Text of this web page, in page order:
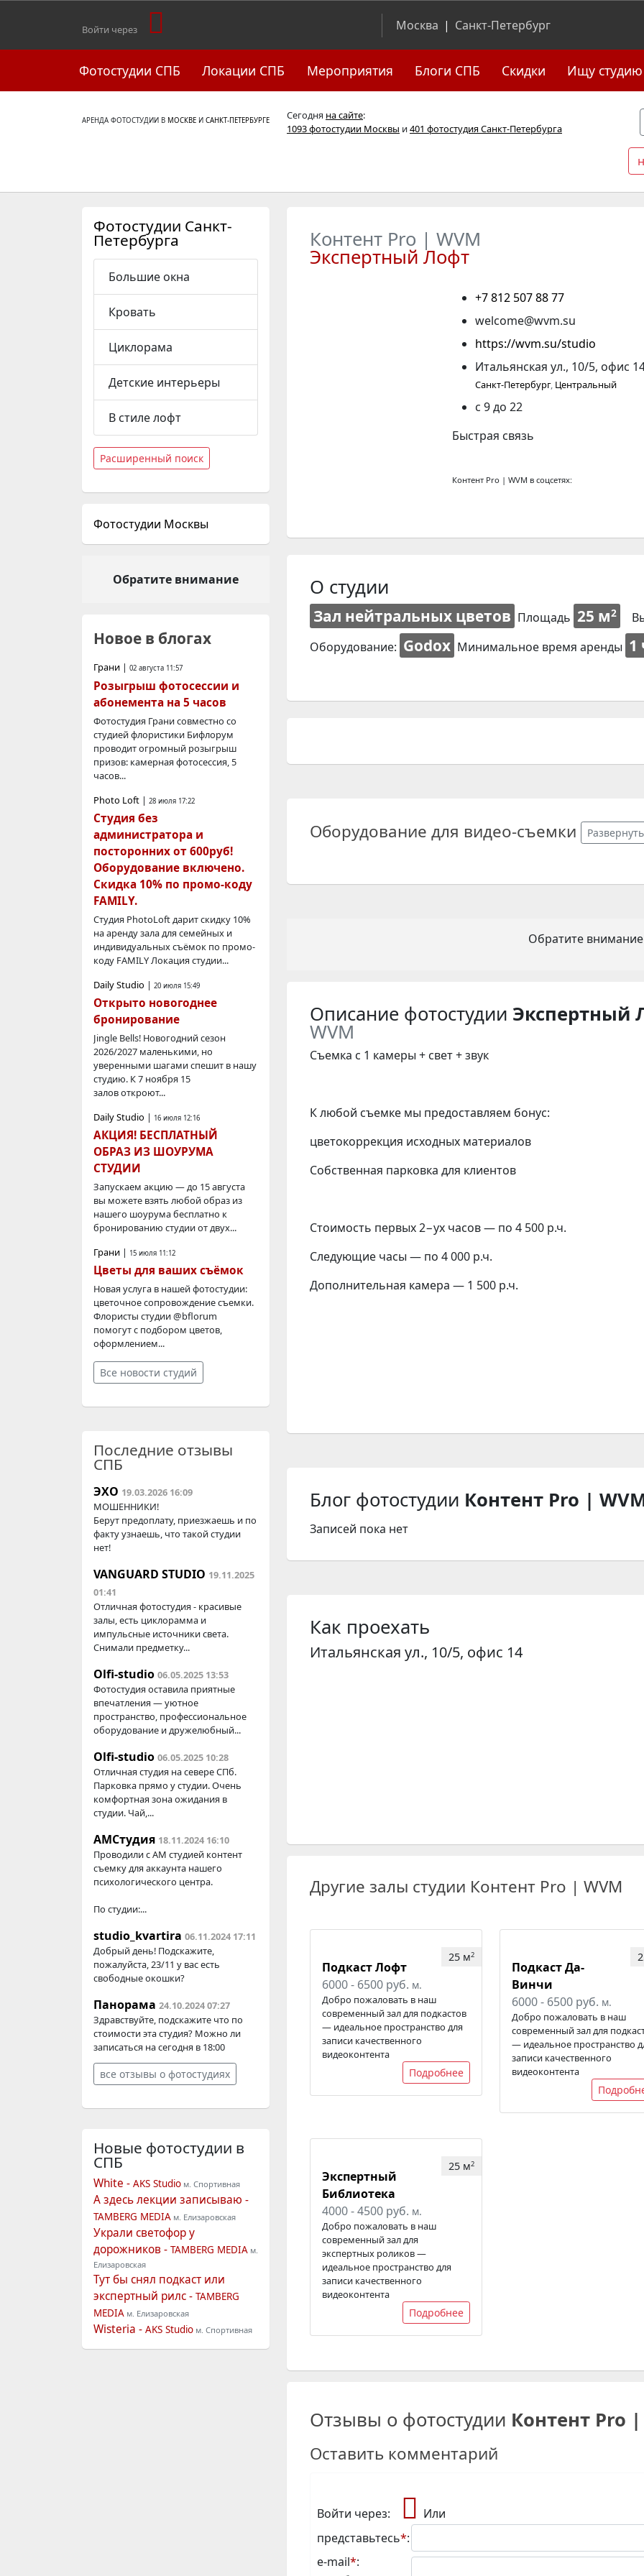
Войти через Москва | Санкт-Петербург
Фотостудии СПБ Локации СПБ Мероприятия Блоги СПБ Скидки Ищу студию
АРЕНДА ФОТОСТУДИИ В МОСКВЕ И САНКТ-ПЕТЕРБУРГЕ Сегодня на сайте:
1093 фотостудии Москвы и401 фотостудия Санкт-Петербурга
Контент Pro | WVM
Экспертный Лофт
+7 812 507 88 77
welcome@wvm.su
https://wvm.su/studio
Итальянская ул., 10/5, офис
Санкт-Петербург, Центральный
с 9 до 22
Быстрая связь
Контент Pro | WVM в соцсетях:
О студии
Зал нейтральных цветов Площадь 25 м2
Оборудование: Godox Минимальное время аренды 1
Оборудование для видео-съемки Развернуть
Обратите внимание
Описание фотостудии Экспертный
WVM
Съемка с 1 камеры + свет + звук
К любой съемке мы предоставляем бонус:
цветокоррекция исходных материалов
Собственная парковка для клиентов
Стоимость первых 2−ух часов — по 4 500 р.ч.
Следующие часы — по 4 000 р.ч.
Дополнительная камера — 1 500 р.ч.
Блог фотостудии Контент Pro |
Записей пока нет
Как проехать
Итальянская ул., 10/5, офис 14
Другие залы студии Контент Pro | WVM
25 м2
Подкаст Лофт
6000 - 6500 руб. м.
Добро пожаловать в наш
современный зал для подкастов
— идеальное пространство для
записи качественного
видеоконтента
Подробнее
Подкаст Да-
Винчи
6000 - 6500 руб. м.
Добро пожаловать в наш
современный зал для
— идеальное пространство
записи качественного
видеоконтента
25 м2
Экспертный
Библиотека
4000 - 4500 руб. м.
Добро пожаловать в наш
современный зал для
экспертных роликов —
идеальное пространство для
записи качественного
видеоконтента
Подробнее
Отзывы о фотостудии Контент Pro
Оставить комментарий
Войти через:
Или
представьтесь*:
e-mail*:
Фотостудии Санкт-
Петербурга
Большие окна
Кровать
Циклорама
Детские интерьеры
В стиле лофт
Расширенный поиск
Фотостудии Москвы
Обратите внимание
Новое в блогах
Грани | 02 августа 11:57
Розыгрыш фотосессии и
абонемента на 5 часов
Фотостудия Грани совместно со
студией флористики Бифлорум
проводит огромный розыгрыш
призов: камерная фотосессия, 5
часов...
Photo Loft | 28 июля 17:22
Студия без
администратора и
посторонних от 600руб!
Оборудование включено.
Скидка 10% по промо-коду
FAMILY.
Студия PhotoLoft дарит скидку 10%
на аренду зала для семейных и
индивидуальных съёмок по промо-
коду FAMILY Локация студии...
Daily Studio | 20 июля 15:49
Открыто новогоднее
бронирование
Jingle Bells! Новогодний сезон
2026/2027 маленькими, но
уверенными шагами спешит в нашу
студию. К 7 ноября 15
залов откроют...
Daily Studio | 16 июля 12:16
АКЦИЯ! БЕСПЛАТНЫЙ
ОБРАЗ ИЗ ШОУРУМА
СТУДИИ
Запускаем акцию — до 15 августа
вы можете взять любой образ из
нашего шоурума бесплатно к
бронированию студии от двух...
Грани | 15 июля 11:12
Цветы для ваших съёмок
Новая услуга в нашей фотостудии:
цветочное сопровождение съемки.
Флористы студии @bflorum
помогут с подбором цветов,
оформлением...
Все новости студий
Последние отзывы
СПБ
ЭХО 19.03.2026 16:09
МОШЕННИКИ!
Берут предоплату, приезжаешь и по
факту узнаешь, что такой студии
нет!
VANGUARD STUDIO 19.11.2025
01:41
Отличная фотостудия - красивые
залы, есть циклорамма и
импульсные источники света.
Снимали предметку...
Olfi-studio 06.05.2025 13:53
Фотостудия оставила приятные
впечатления — уютное
пространство, профессиональное
оборудование и дружелюбный...
Olfi-studio 06.05.2025 10:28
Отличная студия на севере СПб.
Парковка прямо у студии. Очень
комфортная зона ожидания в
студии. Чай,...
АМСтудия 18.11.2024 16:10
Проводили с AM студией контент
съемку для аккаунта нашего
психологического центра.
По студии:...
studio_kvartira 06.11.2024 17:11
Добрый день! Подскажите,
пожалуйста, 23/11 у вас есть
свободные окошки?
Панорама 24.10.2024 07:27
Здравствуйте, подскажите что по
стоимости эта студия? Можно ли
записаться на сегодня в 18:00
все отзывы о фотостудиях
Новые фотостудии в
СПБ
White - AKS Studio м. Спортивная
А здесь лекции записываю -
TAMBERG MEDIA м. Елизаровская
Украли светофор у
дорожников - TAMBERG MEDIA м.
Елизаровская
Тут бы снял подкаст или
экспертный рилс - TAMBERG
MEDIA м. Елизаровская
Wisteria - AKS Studio м. Спортивная